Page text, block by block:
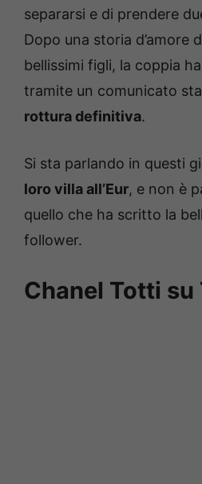
separarsi e di prendere
Dopo una storia d’amore
bellissimi figli, la coppia
tramite un comunicato
rottura definitiva.
Si sta parlando in questi
loro villa all’Eur, e non è
quello che ha scritto la
follower.
Chanel Totti su